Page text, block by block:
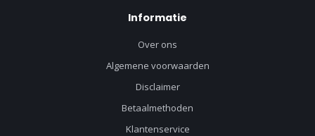
Informatie
Over ons
Algemene voorwaarden
Disclaimer
Betaalmethoden
Klantenservice